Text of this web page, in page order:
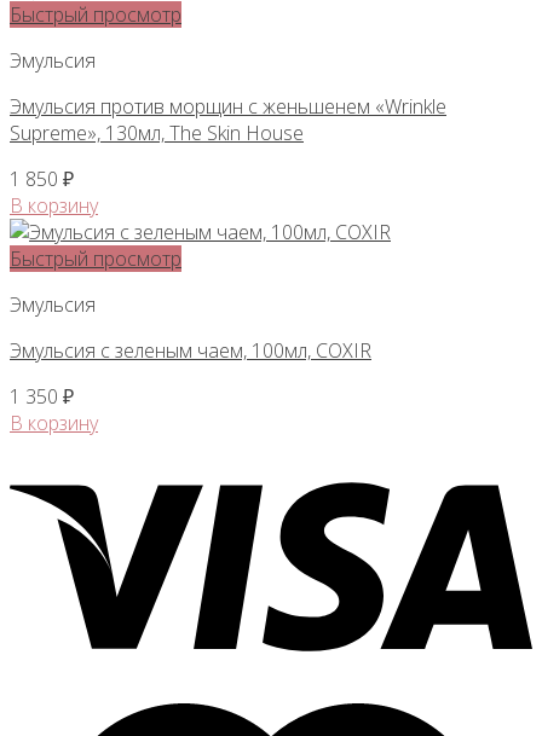
Быстрый просмотр
Эмульсия
Эмульсия против морщин с женьшенем «Wrinkle
Supreme», 130мл, The Skin House
1 850 ₽
В корзину
Быстрый просмотр
Эмульсия
Эмульсия с зеленым чаем, 100мл, COXIR
1 350 ₽
В корзину